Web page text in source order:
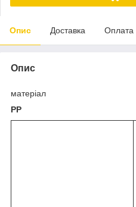
Опис Доставка Оплата
Опис
матеріал
PP